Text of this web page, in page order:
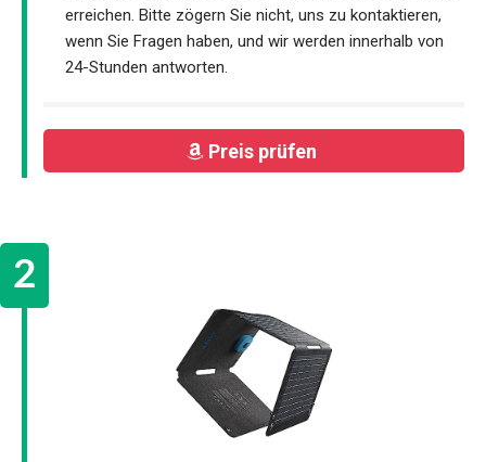
erreichen. Bitte zögern Sie nicht, uns zu kontaktieren,
wenn Sie Fragen haben, und wir werden innerhalb von
24-Stunden antworten.
Preis prüfen